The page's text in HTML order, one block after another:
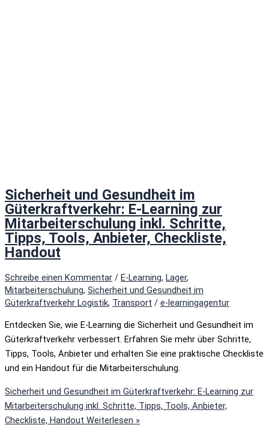
Sicherheit und Gesundheit im
Güterkraftverkehr: E-Learning zur
Mitarbeiterschulung inkl. Schritte,
Tipps, Tools, Anbieter, Checkliste,
Handout
Schreibe einen Kommentar / E-Learning, Lager,
Mitarbeiterschulung, Sicherheit und Gesundheit im
Güterkraftverkehr Logistik, Transport / e-learningagentur
Entdecken Sie, wie E-Learning die Sicherheit und Gesundheit im
Güterkraftverkehr verbessert. Erfahren Sie mehr über Schritte,
Tipps, Tools, Anbieter und erhalten Sie eine praktische Checkliste
und ein Handout für die Mitarbeiterschulung.
Sicherheit und Gesundheit im Güterkraftverkehr: E-Learning zur
Mitarbeiterschulung inkl. Schritte, Tipps, Tools, Anbieter,
Checkliste, Handout Weiterlesen »